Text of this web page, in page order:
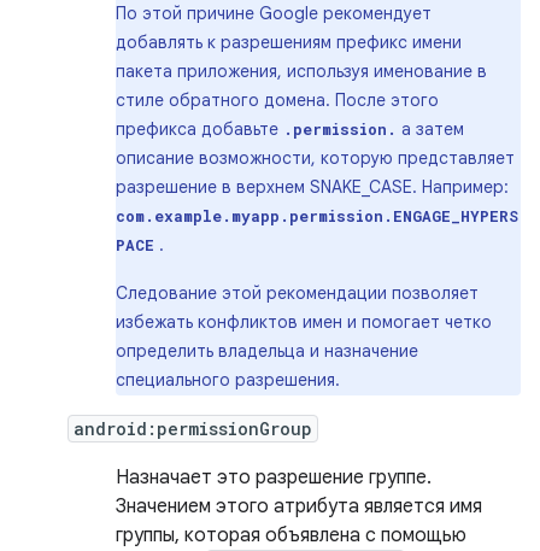
По этой причине Google рекомендует
добавлять к разрешениям префикс имени
пакета приложения, используя именование в
стиле обратного домена. После этого
префикса добавьте .permission. а затем
описание возможности, которую представляет
разрешение в верхнем SNAKE_CASE. Например:
com.example.myapp.permission.ENGAGE_HYPERS
PACE .
Следование этой рекомендации позволяет
избежать конфликтов имен и помогает четко
определить владельца и назначение
специального разрешения.
android:permissionGroup
Назначает это разрешение группе.
Значением этого атрибута является имя
группы, которая объявлена ​​с помощью